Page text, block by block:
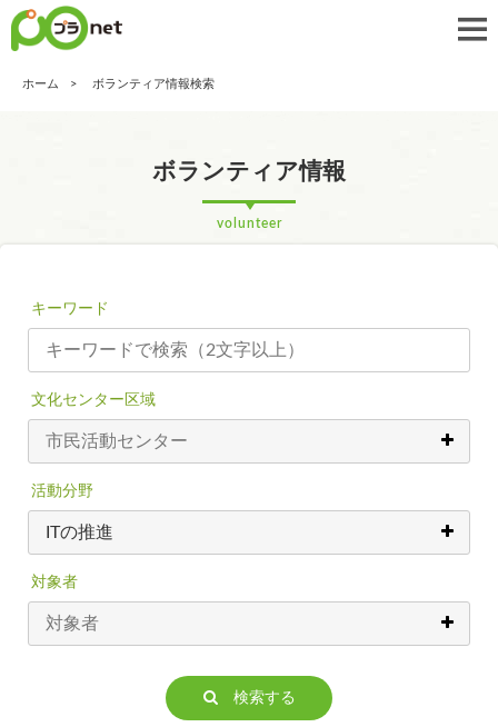
ホーム ボランティア情報検索
ボランティア情報
volunteer
キーワード
文化センター区域
活動分野
対象者
検索する